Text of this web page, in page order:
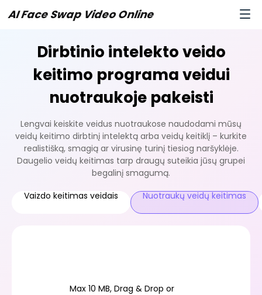
AI Face Swap Video Online
Dirbtinio intelekto veido
keitimo programa veidui
nuotraukoje pakeisti
Lengvai keiskite veidus nuotraukose naudodami mūsų
veidų keitimo dirbtinį intelektą arba veidų keitiklį – kurkite
realistišką, smagią ar virusinę turinį tiesiog naršyklėje.
Daugelio veidų keitimas tarp draugų suteikia jūsų grupei
begalinį smagumą.
Vaizdo keitimas veidais
Nuotraukų veidų keitimas
Max 10 MB, Drag & Drop or